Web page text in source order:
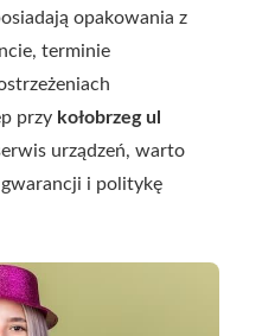
opakowania z
terminie
przy kołobrzeg ul
urządzeń, warto
i politykę